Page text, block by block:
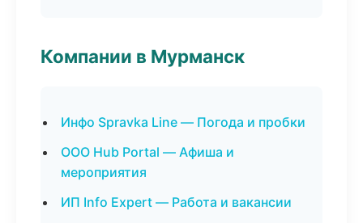
Компании в Мурманск
Инфо Spravka Line — Погода и пробки
ООО Hub Portal — Афиша и
мероприятия
ИП Info Expert — Работа и вакансии